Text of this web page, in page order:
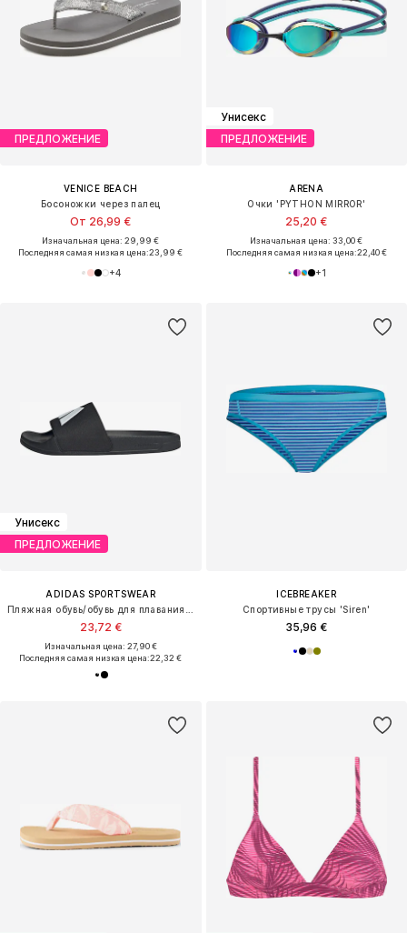
ПРЕДЛОЖЕНИЕ
VENICE BEACH
Босоножки через палец
От 26,99 €
Изначальная цена: 29,99 €
Последняя самая низкая цена:23,99 €
+4
Унисекс
ПРЕДЛОЖЕНИЕ
ARENA
Очки 'PYTHON MIRROR'
25,20 €
Изначальная цена: 33,00 €
Последняя самая низкая цена:22,40 €
+1
Унисекс
ПРЕДЛОЖЕНИЕ
ADIDAS SPORTSWEAR
23,72 €
Изначальная цена: 27,90 €
Последняя самая низкая цена:22,32 €
ICEBREAKER
Спортивные трусы 'Siren'
35,96 €